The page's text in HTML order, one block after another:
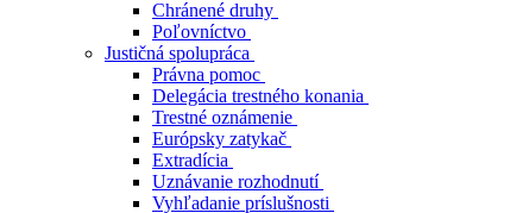
Chránené druhy
Poľovníctvo
Justičná spolupráca
Právna pomoc
Delegácia trestného konania
Trestné oznámenie
Európsky zatykač
Extradícia
Uznávanie rozhodnutí
Vyhľadanie príslušnosti